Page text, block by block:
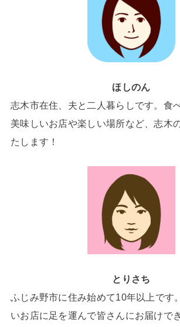
ほしのん
志木市在住、夫と二人暮らしです。食
美味しいお店や楽しい場所など、志木
たします！
とりさち
ふじみ野市に住み始めて10年以上です
いお店に足を運んで皆さんにお届けで